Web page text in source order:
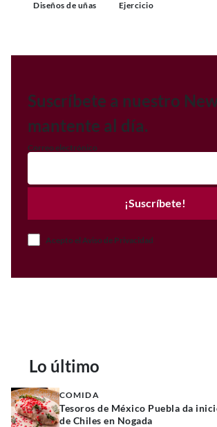
Diseños de uñas Ejercicio
Suscríbete a nuestro
mantente al día.
Correo electrónico
¡Suscríbete!
Acepto el Aviso de Privacidad
Lo último
COMIDA
Tesoros de México Puebla da
de Chiles en Nogada